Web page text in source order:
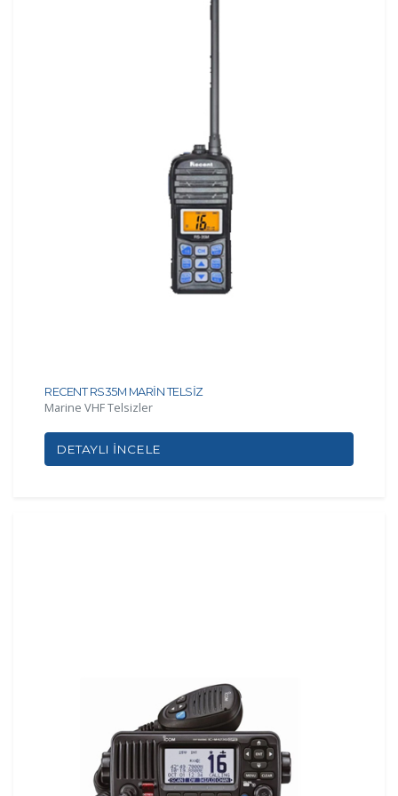
RECENT RS35M MARİN TELSİZ
Marine VHF Telsizler
DETAYLI İNCELE